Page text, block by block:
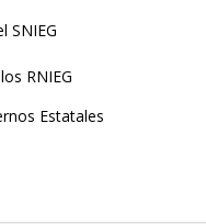
SNIEG
RNIEG
Estatales